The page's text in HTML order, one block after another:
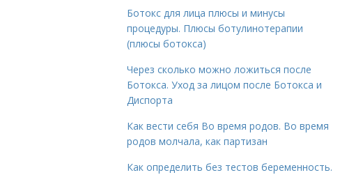
Ботокс для лица плюсы и минусы
процедуры. Плюсы ботулинотерапии
(плюсы ботокса)
Через сколько можно ложиться после
Ботокса. Уход за лицом после Ботокса и
Диспорта
Как вести себя Во время родов. Во время
родов молчала, как партизан
Как определить без тестов беременность.